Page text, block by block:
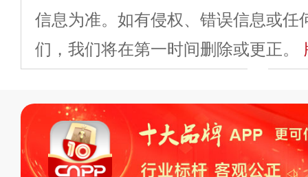
信息为准。如有侵权、错误信息或任
们，我们将在第一时间删除或更正。
标、LOGO 等）知识产权归本站所
复制、转载、商用。本站不生产产
不代理、不招商、不提供中介服务。